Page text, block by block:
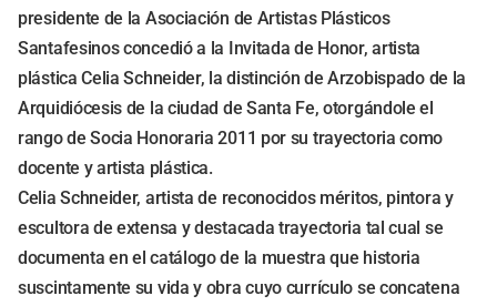
presidente de la Asociación de Artistas Plásticos
Santafesinos concedió a la Invitada de Honor, artista
plástica Celia Schneider, la distinción de Arzobispado de la
Arquidiócesis de la ciudad de Santa Fe, otorgándole el
rango de Socia Honoraria 2011 por su trayectoria como
docente y artista plástica.
Celia Schneider, artista de reconocidos méritos, pintora y
escultora de extensa y destacada trayectoria tal cual se
documenta en el catálogo de la muestra que historia
suscintamente su vida y obra cuyo currículo se concatena